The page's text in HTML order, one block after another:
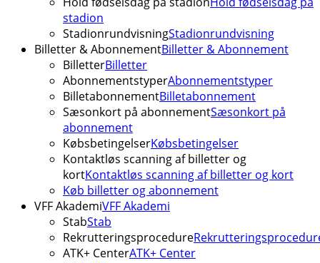
stadion
StadionrundvisningStadionrundvisning
Billetter & AbonnementBilletter & Abonnement
BilletterBilletter
AbonnementstyperAbonnementstyper
BilletabonnementBilletabonnement
Sæsonkort på abonnementSæsonkort på
abonnement
KøbsbetingelserKøbsbetingelser
Kontaktløs scanning af billetter og
kortKontaktløs scanning af billetter og kort
Køb billetter og abonnement
VFF AkademiVFF Akademi
StabStab
Rekrutteringsprocedure
ATK+ CenterATK+ Center